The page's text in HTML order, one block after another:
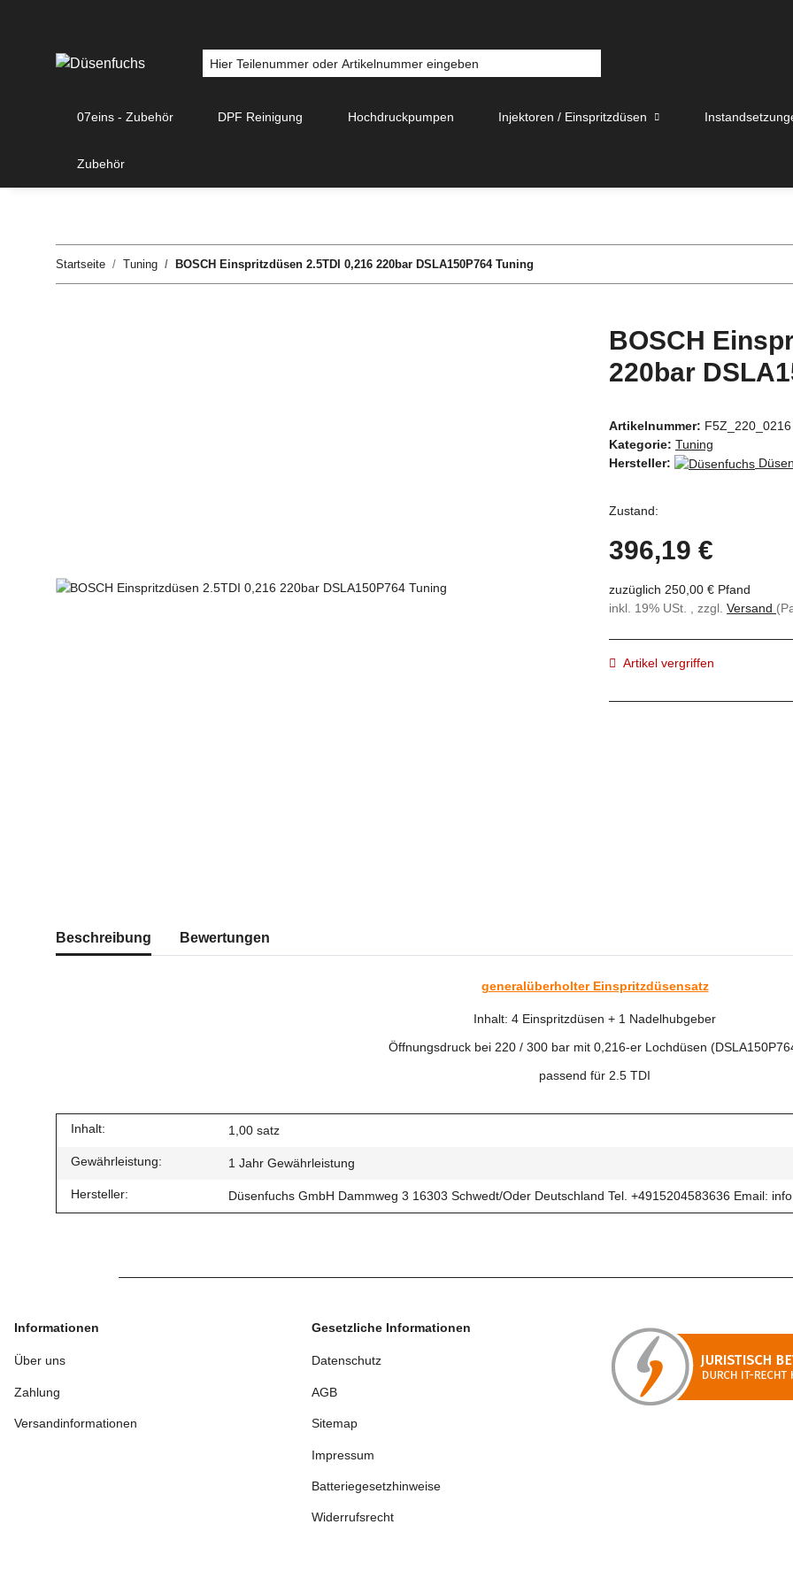
07eins - Zubehör DPF Reinigung Hochdruckpumpen Injektoren / Einspritzdüsen
Zubehör
Startseite Tuning BOSCH Einspritzdüsen 2.5TDI 0,216 220bar DSLA150P764 Tuning
BOSCH
220bar
Artikelnummer: F5Z_220_0216
Kategorie: Tuning
Hersteller:
Zustand:
396,19 €
zuzüglich 250,00 € Pfand
inkl. 19% USt. , zzgl. Versand
Artikel vergriffen
Beschreibung Bewertungen
generalüberholter Einspritzdüsensatz
Inhalt: 4 Einspritzdüsen + 1 Nadelhubgeber
Öffnungsdruck bei 220 / 300 bar mit 0,216-er Lochdüsen
passend für 2.5 TDI
Inhalt: 1,00 satz
Gewährleistung: 1 Jahr Gewährleistung
Hersteller: Düsenfuchs GmbH Dammweg 3 16303 Schwedt/Oder Deutschland Tel. +4915204583636 Email:
Informationen
Über uns
Zahlung
Versandinformationen
Gesetzliche Informationen
Datenschutz
AGB
Sitemap
Impressum
Batteriegesetzhinweise
Widerrufsrecht